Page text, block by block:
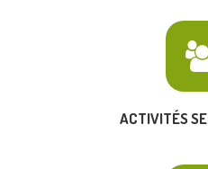
ACTIVITÉS